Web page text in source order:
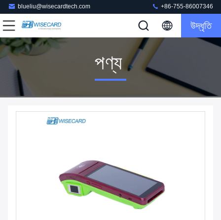
blueliu@wisecardtech.com +86-755-86007346
উদ্ধৃতি
পণ্য